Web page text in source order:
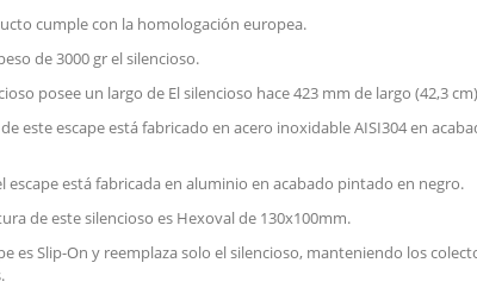
cumple con la homologación europea.
de 3000 gr el silencioso.
posee un largo de El silencioso hace 423 mm de largo (42,3
este escape está fabricado en acero inoxidable AISI304 en
escape está fabricada en aluminio en acabado pintado en negro.
de este silencioso es Hexoval de 130x100mm.
es Slip-On y reemplaza solo el silencioso, manteniendo los